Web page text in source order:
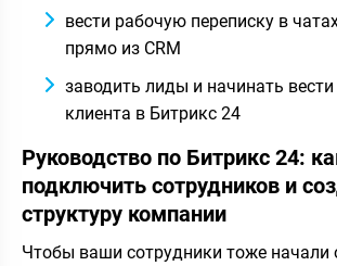
вести рабочую переписку в
прямо из CRM
заводить лиды и начинать вести
клиента в Битрикс 24
Руководство по Битрикс 24:
подключить сотрудников и
структуру компании
Чтобы ваши сотрудники тоже начали